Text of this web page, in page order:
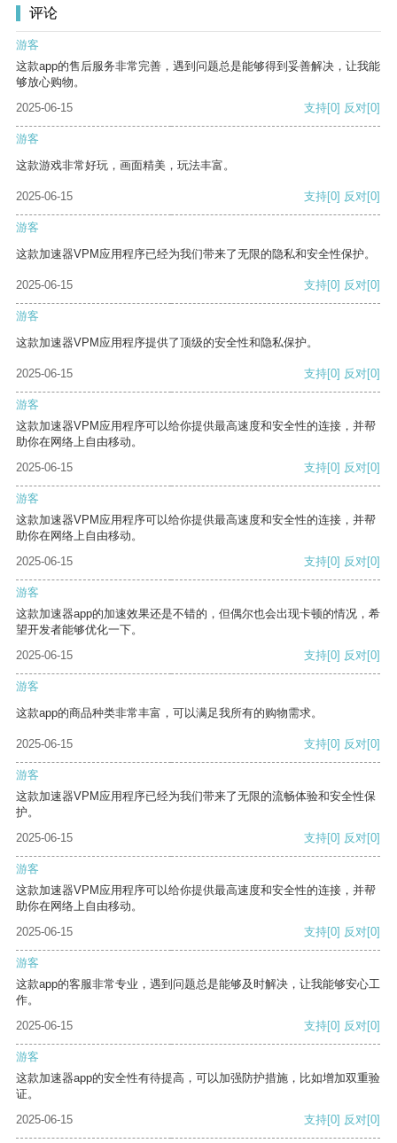
评论
游客
这款app的售后服务非常完善，遇到问题总是能够得到妥善解决，让我能
够放心购物。
2025-06-15
支持[0] 反对[0]
游客
这款游戏非常好玩，画面精美，玩法丰富。
2025-06-15 支持[0] 反对[0]
游客
这款加速器VPM应用程序已经为我们带来了无限的隐私和安全性保护。
2025-06-15 支持[0] 反对[0]
游客
这款加速器VPM应用程序提供了顶级的安全性和隐私保护。
2025-06-15 支持[0] 反对[0]
游客
这款加速器VPM应用程序可以给你提供最高速度和安全性的连接，并帮
助你在网络上自由移动。
2025-06-15
支持[0] 反对[0]
游客
这款加速器VPM应用程序可以给你提供最高速度和安全性的连接，并帮
助你在网络上自由移动。
2025-06-15
支持[0] 反对[0]
游客
这款加速器app的加速效果还是不错的，但偶尔也会出现卡顿的情况，希
望开发者能够优化一下。
2025-06-15
支持[0] 反对[0]
游客
这款app的商品种类非常丰富，可以满足我所有的购物需求。
2025-06-15 支持[0] 反对[0]
游客
这款加速器VPM应用程序已经为我们带来了无限的流畅体验和安全性保
护。
2025-06-15
支持[0] 反对[0]
游客
这款加速器VPM应用程序可以给你提供最高速度和安全性的连接，并帮
助你在网络上自由移动。
2025-06-15
支持[0] 反对[0]
游客
这款app的客服非常专业，遇到问题总是能够及时解决，让我能够安心工
作。
2025-06-15
支持[0] 反对[0]
游客
这款加速器app的安全性有待提高，可以加强防护措施，比如增加双重验
证。
2025-06-15
支持[0] 反对[0]